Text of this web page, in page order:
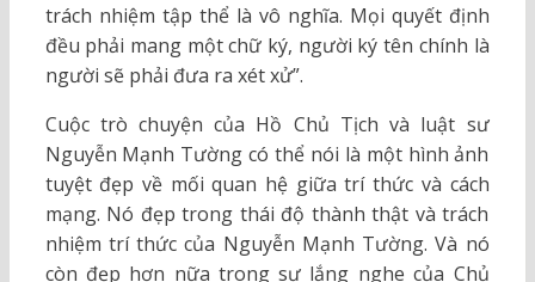
trách nhiệm tập thể là vô nghĩa. Mọi quyết định
đều phải mang một chữ ký, người ký tên chính là
người sẽ phải đưa ra xét xử”.
Cuộc trò chuyện của Hồ Chủ Tịch và luật sư
Nguyễn Mạnh Tường có thể nói là một hình ảnh
tuyệt đẹp về mối quan hệ giữa trí thức và cách
mạng. Nó đẹp trong thái độ thành thật và trách
nhiệm trí thức của Nguyễn Mạnh Tường. Và nó
còn đẹp hơn nữa trong sự lắng nghe của Chủ